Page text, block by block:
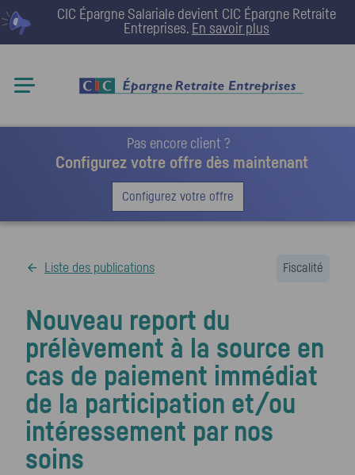
CIC Épargne Salariale devient CIC Épargne Retraite
Entreprises. En savoir plus
Pas encore client ?
Configurez votre offre dès maintenant
Configurez votre offre
Liste des publications Fiscalité
Nouveau report du
prélèvement à la source en
cas de paiement immédiat
de la participation et/ou
intéressement par nos
soins